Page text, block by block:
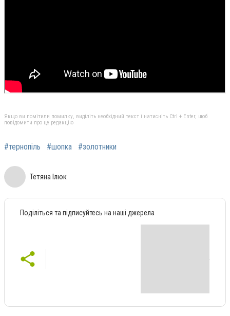
Якщо ви помітили помилку, виділіть необхідний текст і натисніть Ctrl + Enter, щоб
повідомити про це редакцію
#тернопіль #шопка #золотники
Тетяна Ілюк
Поділіться та підписуйтесь на наші джерела